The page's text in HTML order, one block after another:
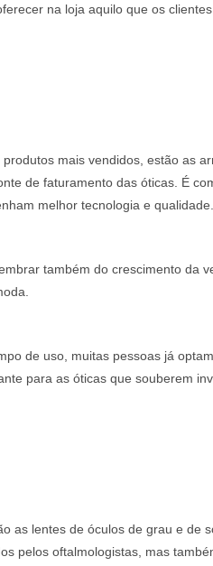
na loja aquilo que os
mais vendidos, estão as
de faturamento das óticas. É
melhor tecnologia e qualidade.
também do crescimento da
de uso, muitas pessoas já
para as óticas que souberem
as lentes de óculos de grau e de
pelos oftalmologistas, mas